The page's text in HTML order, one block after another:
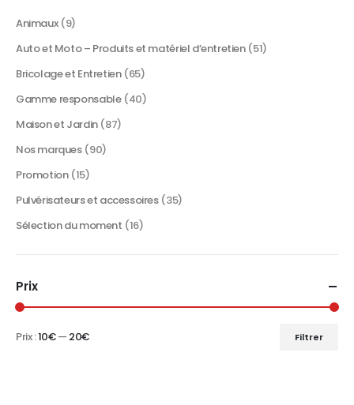
sur
du
Animaux (9)
Auto et Moto – Produits et matériel d’entretien (51)
Bricolage et Entretien (65)
Gamme responsable (40)
Maison et Jardin (87)
Nos marques (90)
Promotion (15)
Pulvérisateurs et accessoires (35)
Sélection du moment (16)
Prix
Filtrer
Prix :10€— 20€